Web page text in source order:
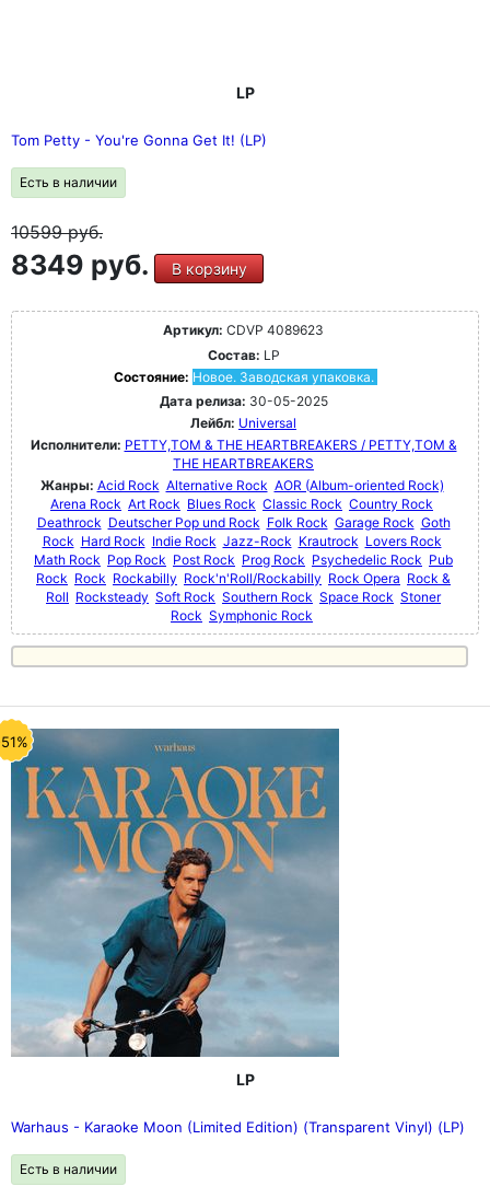
LP
Tom Petty - You're Gonna Get It! (LP)
Есть в наличии
10599руб.
8349 руб. В корзину
Артикул: CDVP 4089623
Состав: LP
Состояние: Новое. Заводская упаковка.
Дата релиза: 30-05-2025
Лейбл: Universal
Исполнители: PETTY,TOM & THE HEARTBREAKERS / PETTY,TOM &
THE HEARTBREAKERS
Жанры: Acid Rock Alternative Rock AOR (Album-oriented Rock)
Arena Rock Art Rock Blues Rock Classic Rock Country Rock
Deathrock Deutscher Pop und Rock Folk Rock Garage Rock Goth
Rock Hard Rock Indie Rock Jazz-Rock Krautrock Lovers Rock
Math Rock Pop Rock Post Rock Prog Rock Psychedelic Rock Pub
Rock Rock Rockabilly Rock'n'Roll/Rockabilly Rock Opera Rock &
Roll Rocksteady Soft Rock Southern Rock Space Rock Stoner
Rock Symphonic Rock
LP
Warhaus - Karaoke Moon (Limited Edition) (Transparent Vinyl) (LP)
Есть в наличии